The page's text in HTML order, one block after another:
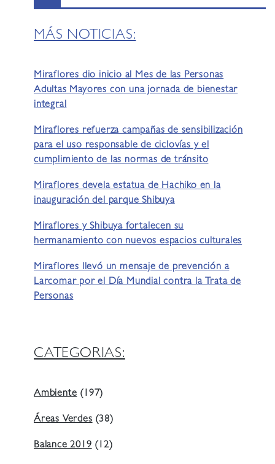
MÁS NOTICIAS:
Miraflores dio inicio al Mes de las Personas
Adultas Mayores con una jornada de bienestar
integral
Miraflores refuerza campañas de sensibilización
para el uso responsable de ciclovías y el
cumplimiento de las normas de tránsito
Miraflores devela estatua de Hachiko en la
inauguración del parque Shibuya
Miraflores y Shibuya fortalecen su
hermanamiento con nuevos espacios culturales
Miraflores llevó un mensaje de prevención a
Larcomar por el Día Mundial contra la Trata de
Personas
CATEGORIAS:
Ambiente (197)
Áreas Verdes (38)
Balance 2019 (12)